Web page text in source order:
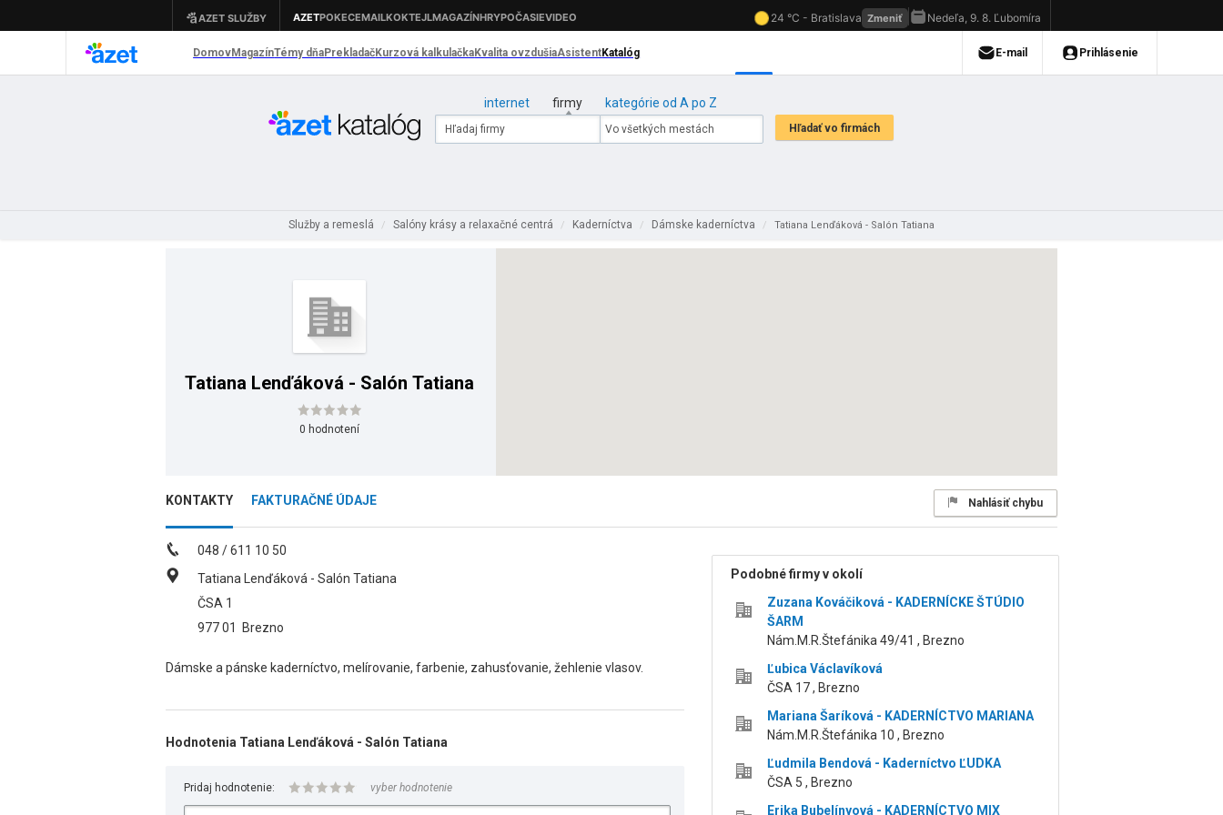
internet firmy kategórie od A po Z
Služby a remeslá / Salóny krásy a relaxačné centrá / Kaderníctva / Dámske kaderníctva / Tatiana Lenďáková - Salón Tatiana
Tatiana Lenďáková - Salón Tatiana
0 hodnotení
KONTAKTY FAKTURAČNÉ ÚDAJE Nahlásiť chybu
048 / 611 10 50
Tatiana Lenďáková - Salón Tatiana
ČSA 1
977 01
Brezno
Dámske a pánske kaderníctvo, melírovanie, farbenie, zahusťovanie, žehlenie vlasov.
Hodnotenia Tatiana Lenďáková - Salón Tatiana
Pridaj hodnotenie: vyber hodnotenie
Podobné firmy v okolí
Zuzana Kováčiková - KADERNÍCKE ŠTÚDIO
ŠARM
Nám.M.R.Štefánika 49/41 , Brezno
Ľubica Václavíková
ČSA 17 , Brezno
Mariana Šaríková - KADERNÍCTVO MARIANA
Nám.M.R.Štefánika 10 , Brezno
Ľudmila Bendová - Kaderníctvo ĽUDKA
ČSA 5 , Brezno
Erika Bubelínyová - KADERNÍCTVO MIX